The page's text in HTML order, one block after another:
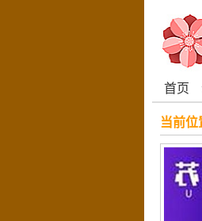
首页
当前位